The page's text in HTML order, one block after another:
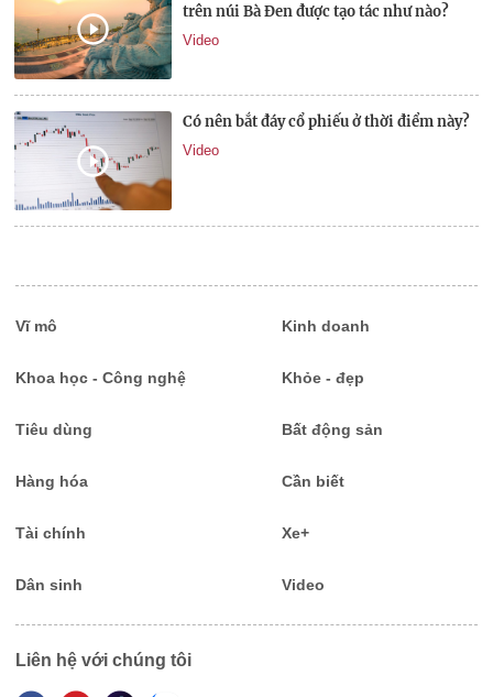
trên núi Bà Đen được tạo tác như nào?
Video
Có nên bắt đáy cổ phiếu ở thời điểm này?
Video
Vĩ mô Kinh doanh
Khoa học - Công nghệ Khỏe - đẹp
Tiêu dùng Bất động sản
Hàng hóa Cần biết
Tài chính Xe+
Dân sinh Video
Liên hệ với chúng tôi